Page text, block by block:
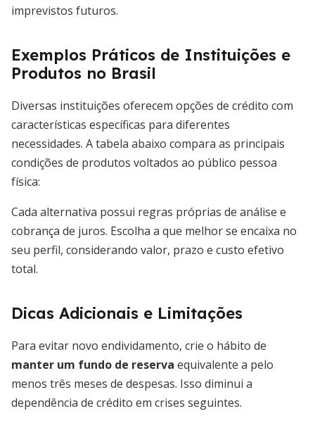
imprevistos futuros.
Exemplos Práticos de Instituições e
Produtos no Brasil
Diversas instituições oferecem opções de crédito com
características específicas para diferentes
necessidades. A tabela abaixo compara as principais
condições de produtos voltados ao público pessoa
física:
Cada alternativa possui regras próprias de análise e
cobrança de juros. Escolha a que melhor se encaixa no
seu perfil, considerando valor, prazo e custo efetivo
total.
Dicas Adicionais e Limitações
Para evitar novo endividamento, crie o hábito de
manter um fundo de reserva equivalente a pelo
menos três meses de despesas. Isso diminui a
dependência de crédito em crises seguintes.